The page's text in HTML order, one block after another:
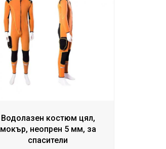
Водолазен костюм цял,
мокър, неопрен 5 мм, за
спасители